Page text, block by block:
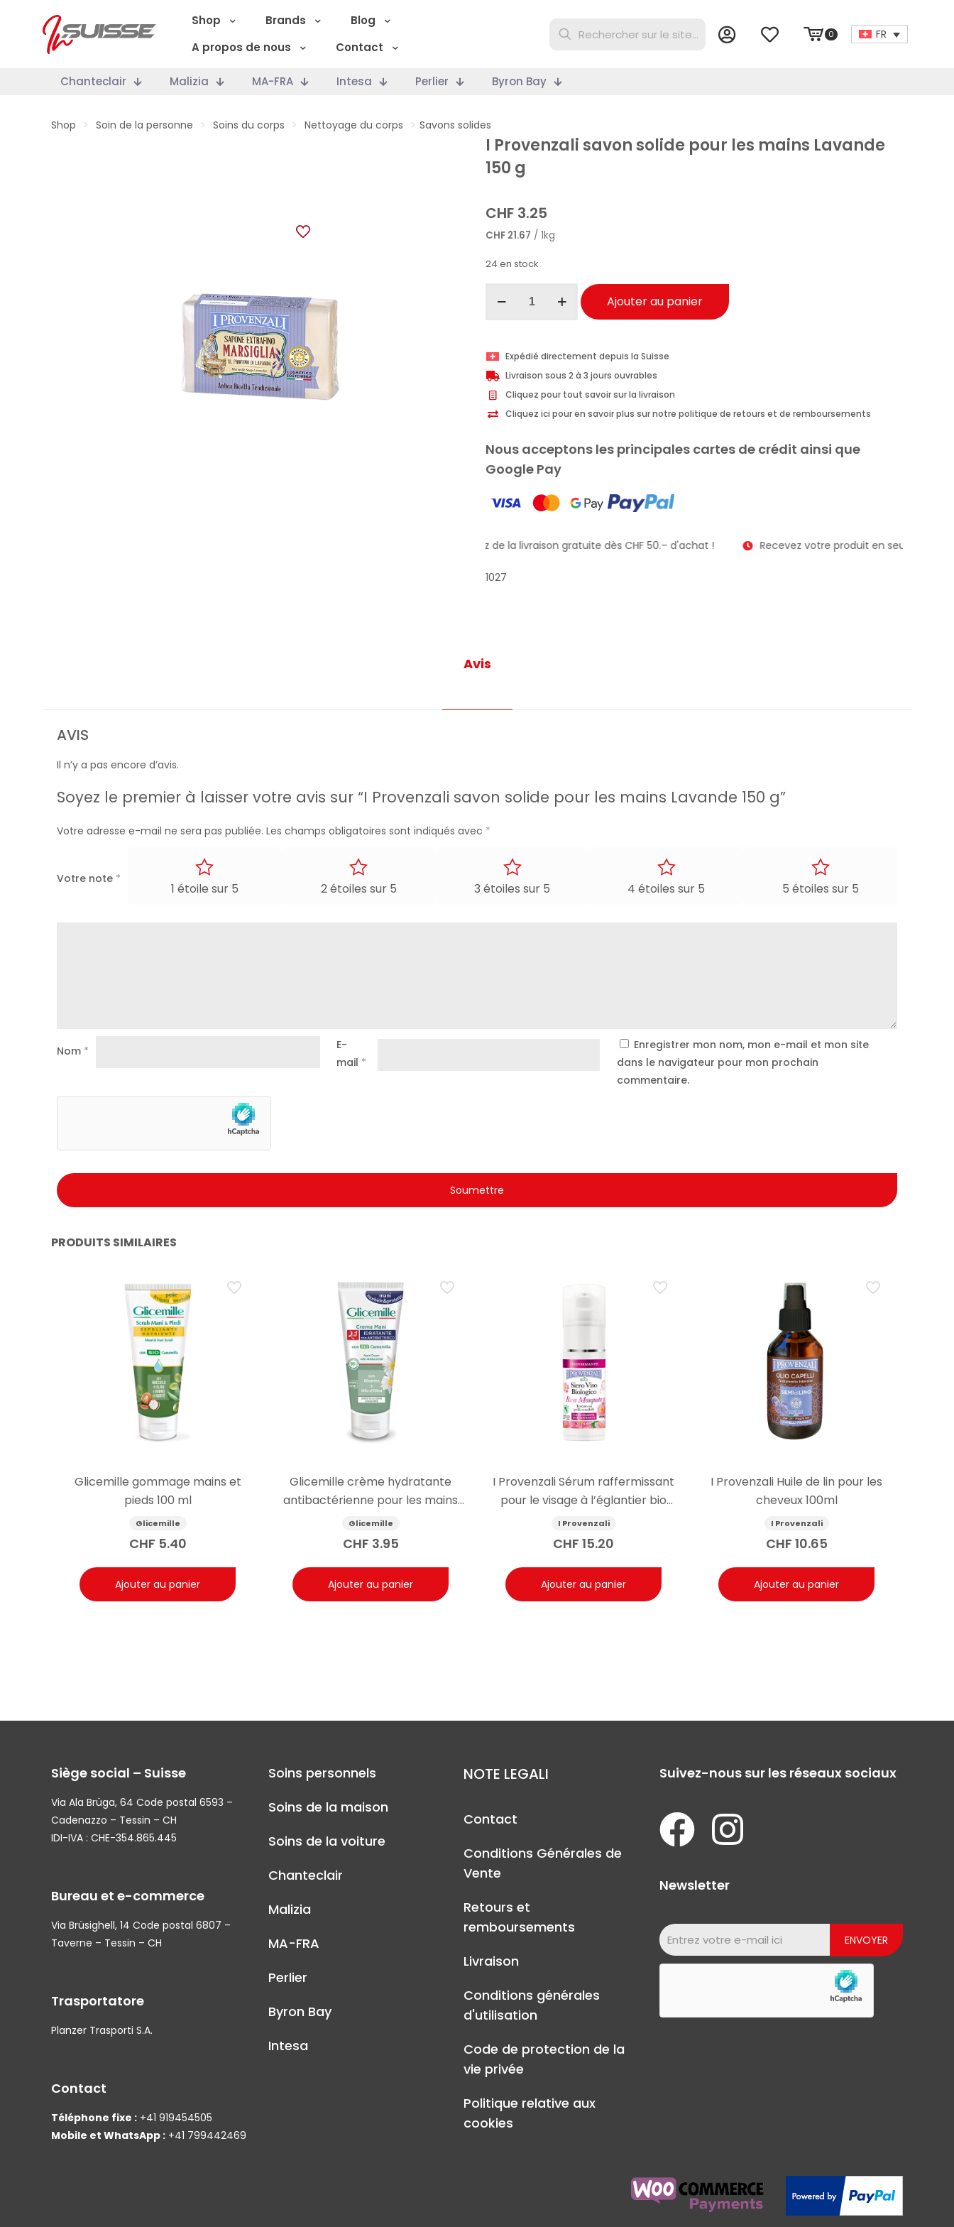
Shop Brands
Blog
A propos de nous
Contact
0 FR
Chanteclair Malizia MA-FRA Intesa Perlier Byron Bay
Shop > Soin de la personne > Soins du corps > Nettoyage du corps > Savons solides
I Provenzali savon solide pour les mains Lavande
150 g
CHF 3.25
CHF 21.67 / 1kg
24 en stock
savon
solide
pour
les
Lavande
150
Ajouter au panier
Expédié directement depuis la Suisse
Livraison sous 2 à 3 jours ouvrables
Cliquez pour tout savoir sur la livraison
Cliquez ici pour en savoir plus sur notre politique de retours et de remboursements
Nous acceptons les principales cartes de crédit ainsi que
Google Pay
Profitez de la livraison gratuite dès CHF 50.– d'achat ! Recevez votre produit en seulement 2
1027
Avis
AVIS
Il n’y a pas encore d’avis.
Soyez le premier à laisser votre avis sur “I Provenzali savon solide pour les mains Lavande 150 g”
Votre adresse e-mail ne sera pas publiée. Les champs obligatoires sont indiqués avec *
Votre note *
1 étoile sur 5 2 étoiles sur 5 3 étoiles sur 5 4 étoiles sur 5 5 étoiles sur 5
Nom *
E-
mail *
Enregistrer mon nom, mon e-mail et mon site
dans le navigateur pour mon prochain
commentaire.
PRODUITS SIMILAIRES
Glicemille gommage mains et
pieds 100 ml
Glicemille
CHF 5.40
Ajouter au panier
Glicemille crème hydratante
antibactérienne pour les mains
100ml
Glicemille
CHF 3.95
Ajouter au panier
I Provenzali Sérum raffermissant
pour le visage à l’églantier bio
30ml
I Provenzali
CHF 15.20
Ajouter au panier
I Provenzali Huile de lin pour les
cheveux 100ml
I Provenzali
CHF 10.65
Ajouter au panier
Siège social – Suisse
Via Ala Brüga, 64 Code postal 6593 –
Cadenazzo – Tessin – CH
IDI-IVA : CHE-354.865.445
Bureau et e-commerce
Via Brüsighell, 14 Code postal 6807 –
Taverne – Tessin – CH
Trasportatore
Planzer Trasporti S.A.
Contact
Téléphone fixe : +41 919454505
Mobile et WhatsApp : +41 799442469
Soins personnels
Soins de la maison
Soins de la voiture
Chanteclair
Malizia
MA-FRA
Perlier
Byron Bay
Intesa
NOTE LEGALI
Contact
Conditions Générales de
Vente
Retours et
remboursements
Livraison
Conditions générales
d'utilisation
Code de protection de la
vie privée
Politique relative aux
cookies
Suivez-nous sur les réseaux sociaux
Newsletter